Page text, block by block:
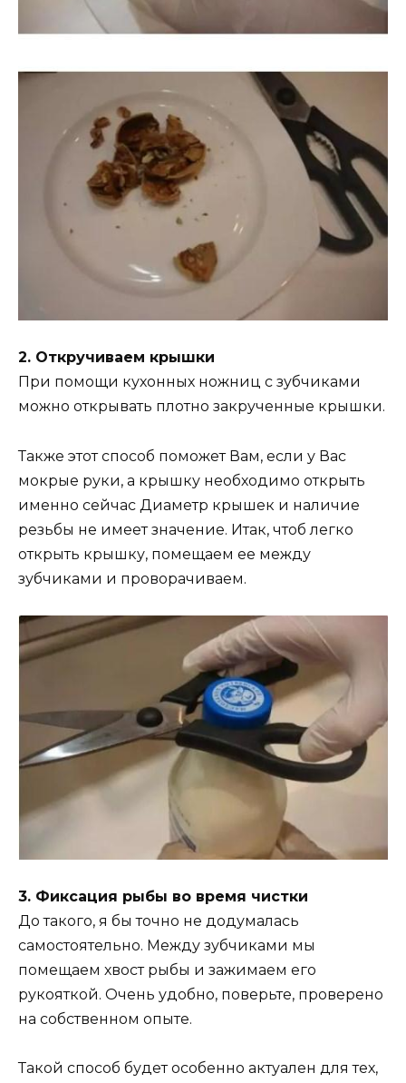
2. Откручиваем крышки
При помощи кухонных ножниц с зубчиками
можно открывать плотно закрученные крышки.
Также этот способ поможет Вам, если у Вас
мокрые руки, а крышку необходимо открыть
именно сейчас Диаметр крышек и наличие
резьбы не имеет значение. Итак, чтоб легко
открыть крышку, помещаем ее между
зубчиками и проворачиваем.
3. Фиксация рыбы во время чистки
До такого, я бы точно не додумалась
самостоятельно. Между зубчиками мы
помещаем хвост рыбы и зажимаем его
рукояткой. Очень удобно, поверьте, проверено
на собственном опыте.
Такой способ будет особенно актуален для тех,